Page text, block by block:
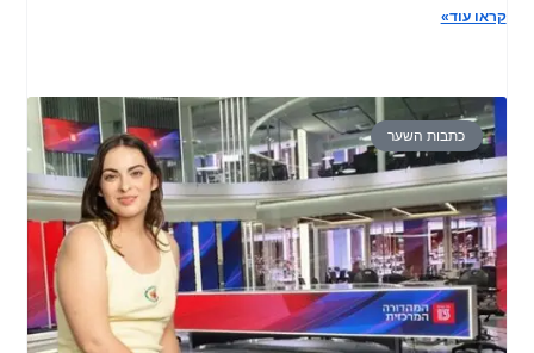
קראו עוד»
כתבות השער